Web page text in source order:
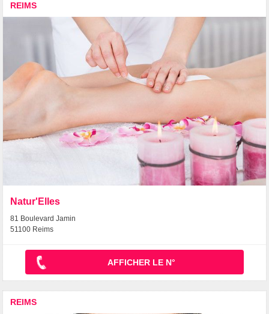
REIMS
Natur'Elles
81 Boulevard Jamin
51100 Reims
AFFICHER LE N°
REIMS